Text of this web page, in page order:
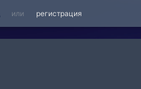
или регистрация